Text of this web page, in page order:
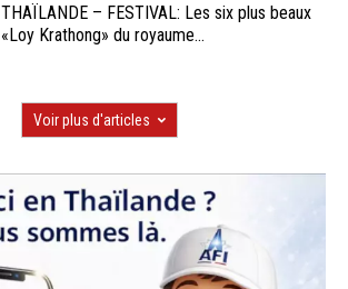
THAÏLANDE – FESTIVAL: Les six plus beaux
«Loy Krathong» du royaume...
Voir plus d'articles